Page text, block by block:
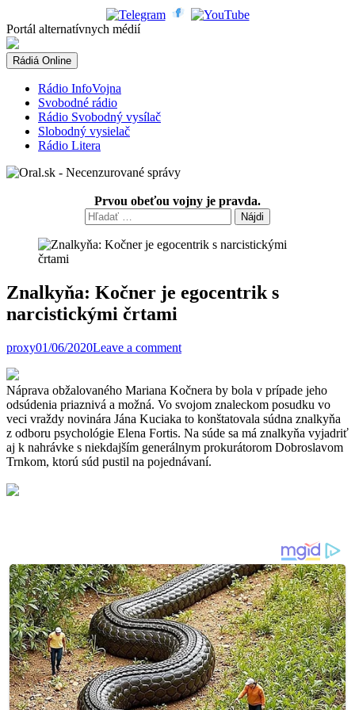
to
content
Portál alternatívnych médií
Rádiá Online
Rádio InfoVojna
Svobodné rádio
Rádio Svobodný vysílač
Slobodný vysielač
Rádio Litera
Prvou obeťou vojny je pravda.
Hľadať:
Znalkyňa: Kočner je egocentrik s
narcistickými črtami
proxy01/06/2020Leave a comment
Náprava obžalovaného Mariana Kočnera by bola v prípade jeho
odsúdenia priaznivá a možná. Vo svojom znaleckom posudku vo
veci vraždy novinára Jána Kuciaka to konštatovala súdna znalkyňa
z odboru psychológie Elena Fortis. Na súde sa má znalkyňa vyjadriť
aj k nahrávke s niekdajším generálnym prokurátorom Dobroslavom
Trnkom, ktorú súd pustil na pojednávaní.